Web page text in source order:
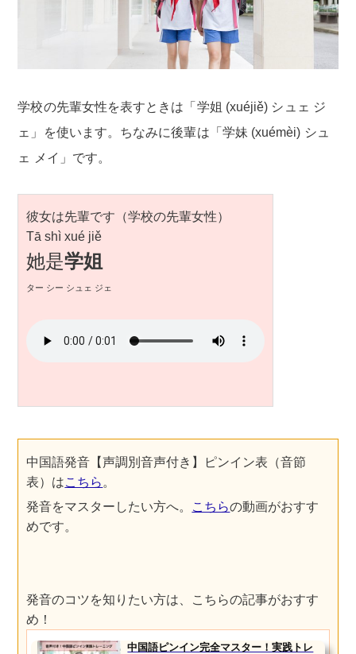
学校の先輩女性を表すときは「学姐 (xuéjiě) シュェ ジ
ェ」を使います。ちなみに後輩は「学妹 (xuémèi) シュ
ェ メイ」です。
彼女は先輩です（学校の先輩女性）
Tā shì xué jiě
她是学姐
ター シー シュェ ジェ
中国語発音【声調別音声付き】ピンイン表（音節
表）はこちら 。
発音をマスターしたい方へ。 こちらの動画がおすす
めです。
発音のコツを知りたい方は、こちらの記事がおすす
め！
中国語ピンイン完全マスター！実践トレ